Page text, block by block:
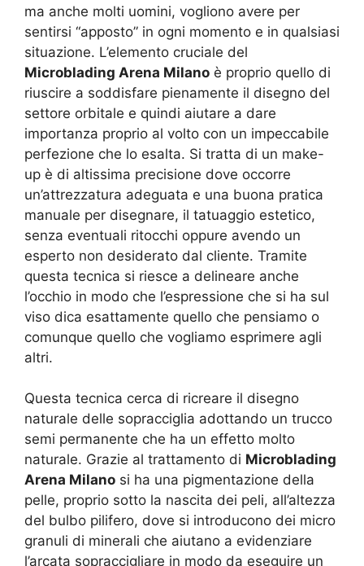
ma anche molti uomini, vogliono avere per
sentirsi “apposto” in ogni momento e in qualsiasi
situazione. L’elemento cruciale del
Microblading Arena Milano è proprio quello di
riuscire a soddisfare pienamente il disegno del
settore orbitale e quindi aiutare a dare
importanza proprio al volto con un impeccabile
perfezione che lo esalta. Si tratta di un make-
up è di altissima precisione dove occorre
un’attrezzatura adeguata e una buona pratica
manuale per disegnare, il tatuaggio estetico,
senza eventuali ritocchi oppure avendo un
esperto non desiderato dal cliente. Tramite
questa tecnica si riesce a delineare anche
l’occhio in modo che l’espressione che si ha sul
viso dica esattamente quello che pensiamo o
comunque quello che vogliamo esprimere agli
altri.
Questa tecnica cerca di ricreare il disegno
naturale delle sopracciglia adottando un trucco
semi permanente che ha un effetto molto
naturale. Grazie al trattamento di Microblading
Arena Milano si ha una pigmentazione della
pelle, proprio sotto la nascita dei peli, all’altezza
del bulbo pilifero, dove si introducono dei micro
granuli di minerali che aiutano a evidenziare
l’arcata sopraccigliare in modo da eseguire un